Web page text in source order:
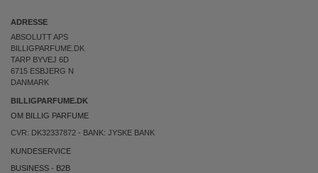
ADRESSE
ABSOLUTT APS
BILLIGPARFUME.DK
TARP BYVEJ 6D
6715 ESBJERG N
DANMARK
BILLIGPARFUME.DK
OM BILLIG PARFUME
CVR: DK32337872 - BANK: JYSKE BANK
KUNDESERVICE
BUSINESS - B2B